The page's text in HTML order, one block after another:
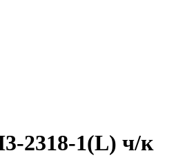
2318-1(L) ч/к